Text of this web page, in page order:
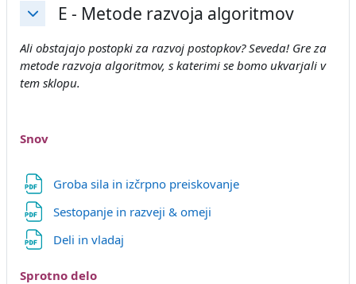
Skrči E - Metode razvoja algoritmov
Ali obstajajo postopki za razvoj postopkov? Seveda! Gre za
metode razvoja algoritmov, s katerimi se bomo ukvarjali v
tem sklopu.
Snov
Groba sila in izčrpno preiskovanje
Sestopanje in razveji & omeji
Deli in vladaj
Sprotno delo